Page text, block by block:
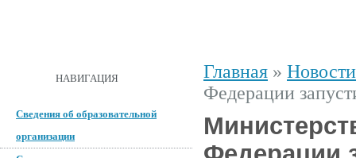
НАВИГАЦИЯ
Сведения об образовательной
организации
Главная » Новости
Федерации